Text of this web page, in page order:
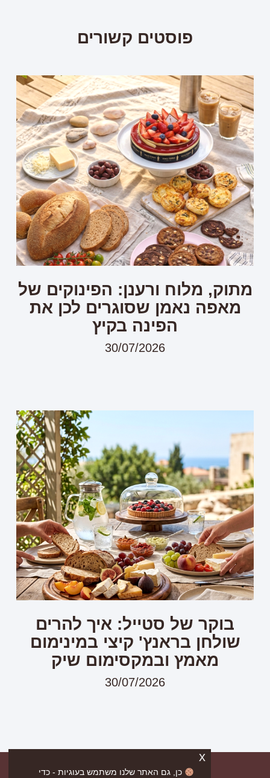
פוסטים קשורים
מתוק, מלוח ורענן: הפינוקים של
מאפה נאמן שסוגרים לכן את
הפינה בקיץ
30/07/2026
בוקר של סטייל: איך להרים
שולחן בראנץ' קיצי במינימום
מאמץ ובמקסימום שיק
30/07/2026
כן, גם האתר שלנו משתמש בעוגיות - כדי
x